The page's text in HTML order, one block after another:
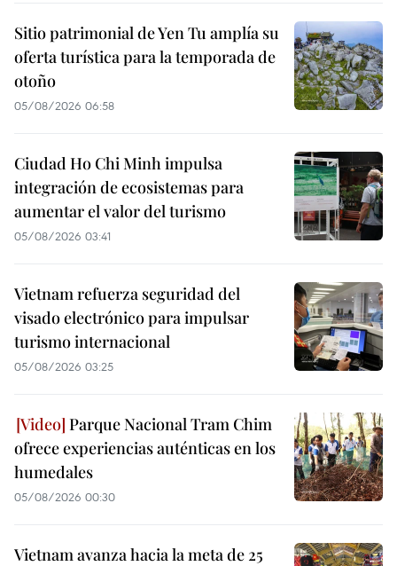
Sitio patrimonial de Yen Tu amplía su
oferta turística para la temporada de
otoño
05/08/2026 06:58
Ciudad Ho Chi Minh impulsa
integración de ecosistemas para
aumentar el valor del turismo
05/08/2026 03:41
Vietnam refuerza seguridad del
visado electrónico para impulsar
turismo internacional
05/08/2026 03:25
Parque Nacional Tram Chim
ofrece experiencias auténticas en los
humedales
05/08/2026 00:30
Vietnam avanza hacia la meta de 25